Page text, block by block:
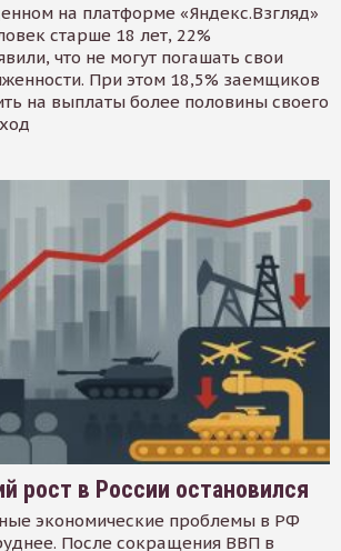
на платформе «Яндекс.Взгляд»
старше 18 лет, 22%
что не могут погашать свои
При этом 18,5% заемщиков
на выплаты более половины своего
рост в России остановился
экономические проблемы в РФ
После сокращения ВВП в